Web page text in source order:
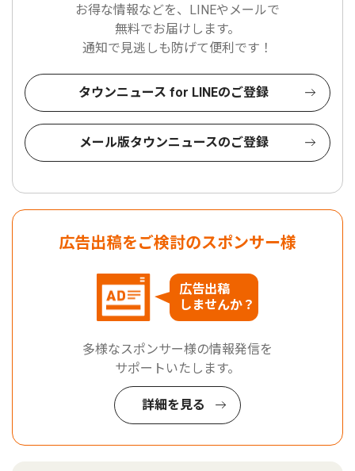
お得な情報などを、LINEやメールで
無料でお届けします。
通知で見逃しも防げて便利です！
タウンニュース for LINEのご登録
メール版タウンニュースのご登録
広告出稿をご検討のスポンサー様
広告出稿
しませんか？
多様なスポンサー様の情報発信を
サポートいたします。
詳細を見る